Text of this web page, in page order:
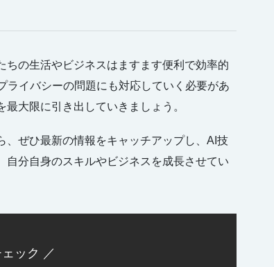
の生活やビジネスはますます便利で効率的
ライバシーの問題にも対応していく必要があ
大限に引き出していきましょう。
、ぜひ最新の情報をキャッチアップし、AI技
分自身のスキルやビジネスを成長させてい
ック ／